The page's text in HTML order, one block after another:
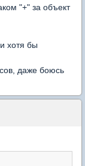
"+" за объект
хотя бы
даже боюсь